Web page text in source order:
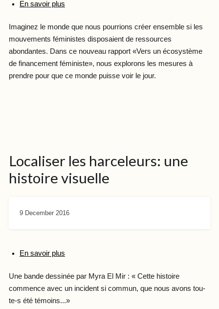
En savoir plus
Imaginez le monde que nous pourrions créer ensemble si les
mouvements féministes disposaient de ressources
abondantes. Dans ce nouveau rapport «Vers un écosystème
de financement féministe», nous explorons les mesures à
prendre pour que ce monde puisse voir le jour.
Localiser les harceleurs: une
histoire visuelle
9 December 2016
En savoir plus
Une bande dessinée par Myra El Mir : « Cette histoire
commence avec un incident si commun, que nous avons tou-
te-s été témoins...»